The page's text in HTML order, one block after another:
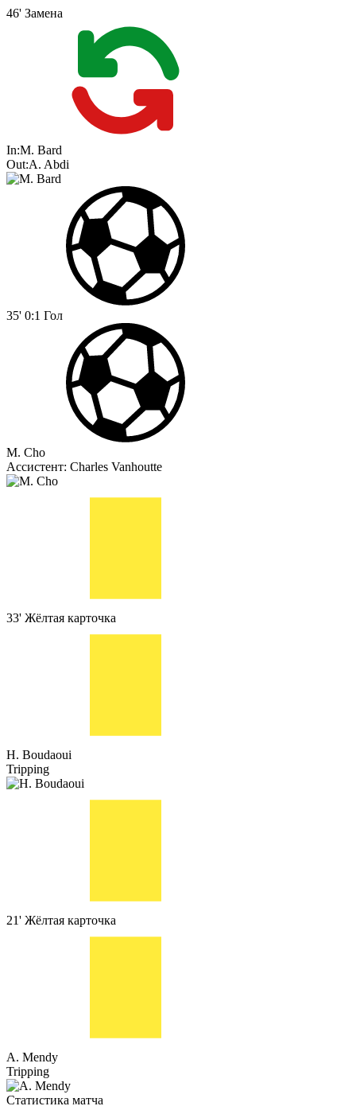
46' Замена
In:M. Bard
Out:A. Abdi
35' 0:1 Гол
M. Cho
Ассистент: Charles Vanhoutte
33' Жёлтая карточка
H. Boudaoui
Tripping
21' Жёлтая карточка
A. Mendy
Tripping
Статистика матча